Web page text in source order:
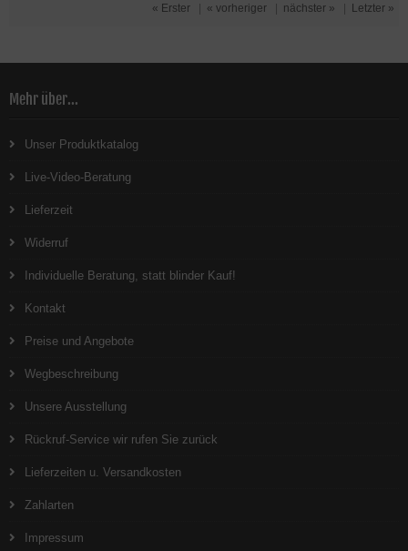
« Erster | « vorheriger | nächster » | Letzter »
Mehr über...
Unser Produktkatalog
Live-Video-Beratung
Lieferzeit
Widerruf
Individuelle Beratung, statt blinder Kauf!
Kontakt
Preise und Angebote
Wegbeschreibung
Unsere Ausstellung
Rückruf-Service wir rufen Sie zurück
Lieferzeiten u. Versandkosten
Zahlarten
Impressum